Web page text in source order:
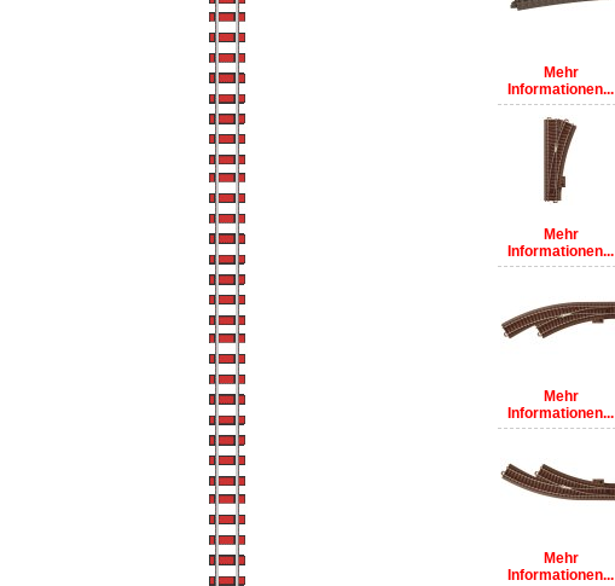
Mehr
Informationen...
Mehr
Informationen...
Mehr
Informationen...
Mehr
Informationen...